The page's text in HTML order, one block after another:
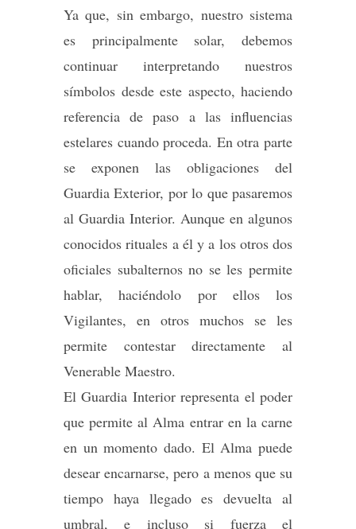
Ya que, sin embargo, nuestro sistema
es principalmente solar, debemos
continuar interpretando nuestros
símbolos desde este aspecto, haciendo
referencia de paso a las influencias
estelares cuando proceda. En otra parte
se exponen las obligaciones del
Guardia Exterior, por lo que pasaremos
al Guardia Interior. Aunque en algunos
conocidos rituales a él y a los otros dos
oficiales subalternos no se les permite
hablar, haciéndolo por ellos los
Vigilantes, en otros muchos se les
permite contestar directamente al
Venerable Maestro.
El Guardia Interior representa el poder
que permite al Alma entrar en la carne
en un momento dado. El Alma puede
desear encarnarse, pero a menos que su
tiempo haya llegado es devuelta al
umbral, e incluso si fuerza el